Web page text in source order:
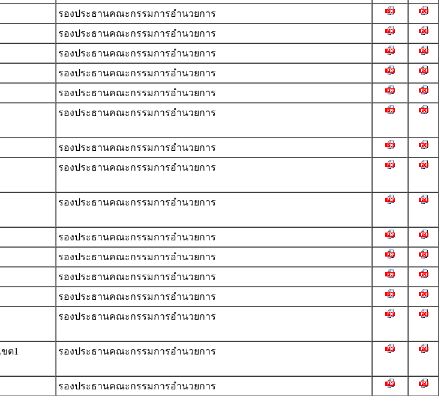
รองประธานคณะกรรมการอำนวยการ
รองประธานคณะกรรมการอำนวยการ
รองประธานคณะกรรมการอำนวยการ
รองประธานคณะกรรมการอำนวยการ
รองประธานคณะกรรมการอำนวยการ
รองประธานคณะกรรมการอำนวยการ
รองประธานคณะกรรมการอำนวยการ
รองประธานคณะกรรมการอำนวยการ
รองประธานคณะกรรมการอำนวยการ
รองประธานคณะกรรมการอำนวยการ
รองประธานคณะกรรมการอำนวยการ
รองประธานคณะกรรมการอำนวยการ
รองประธานคณะกรรมการอำนวยการ
รองประธานคณะกรรมการอำนวยการ
ต1 รองประธานคณะกรรมการอำนวยการ
รองประธานคณะกรรมการอำนวยการ